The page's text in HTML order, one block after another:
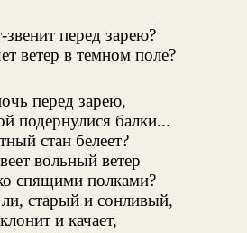
перед зарею?
ветер в темном поле?
перед зарею,
подернулися балки...
стан белеет?
вольный ветер
спящими полками?
старый и сонливый,
и качает,